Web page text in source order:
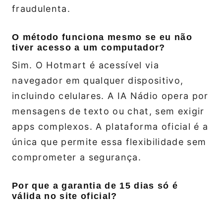
fraudulenta.
O método funciona mesmo se eu não
tiver acesso a um computador?
Sim. O Hotmart é acessível via
navegador em qualquer dispositivo,
incluindo celulares. A IA Nádio opera por
mensagens de texto ou chat, sem exigir
apps complexos. A plataforma oficial é a
única que permite essa flexibilidade sem
comprometer a segurança.
Por que a garantia de 15 dias só é
válida no site oficial?